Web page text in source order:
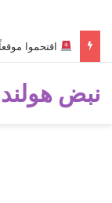
اقتحموا موقعاً تابعاً
نبض هولندا